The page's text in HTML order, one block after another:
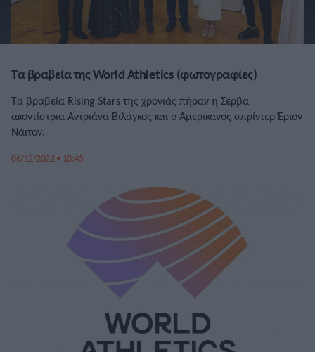
Τα βραβεία της World Athletics (φωτογραφίες)
Τα βραβεία Rising Stars της χρονιάς πήραν η Σέρβα
ακοντίστρια Αντριάνα Βιλάγκος και ο Αμερικανός σπρίντερ Έριον
Νάιτον.
06/12/2022 • 10:45